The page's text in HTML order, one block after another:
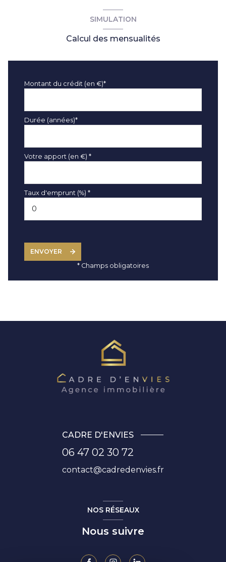
SIMULATION
Calcul des mensualités
Montant du crédit (en €)*
Durée (années)*
Votre apport (en €) *
Taux d'emprunt (%) *
ENVOYER
* Champs obligatoires
CADRE D'ENVIES
06 47 02 30 72
contact@cadredenvies.fr
NOS RÉSEAUX
Nous suivre